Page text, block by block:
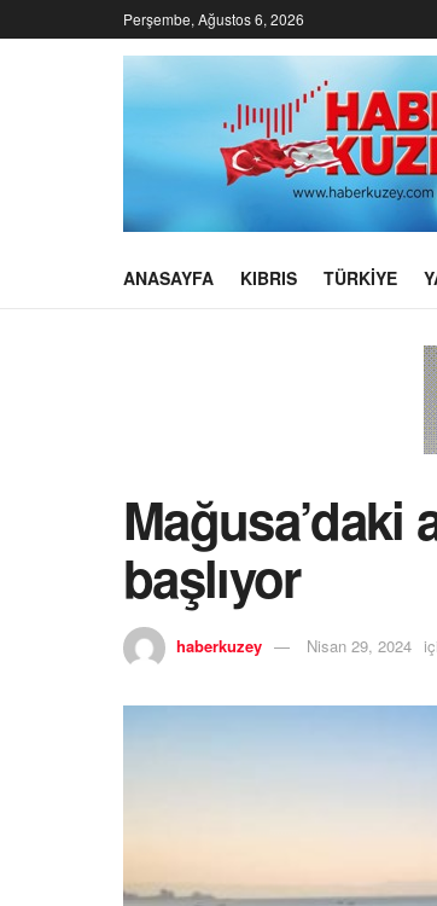
Perşembe, Ağustos 6, 2026
ANASAYFA KIBRIS TÜRKIYE
Mağusa’daki
başlıyor
haberkuzey Nisan 29, 2024